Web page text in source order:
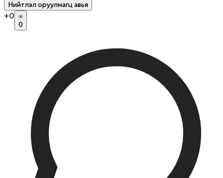
Нийтлэл оруулмагц авья
+0
0